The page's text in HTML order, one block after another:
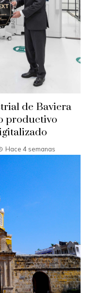
de Baviera
productivo
Hace 4 semanas